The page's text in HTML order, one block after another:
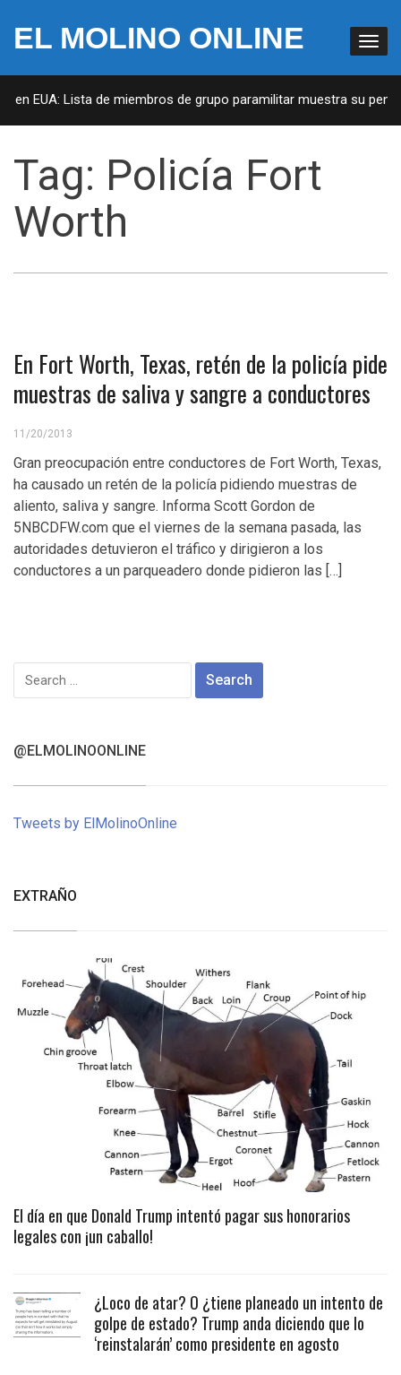
EL MOLINO ONLINE
EUA: Lista de miembros de grupo paramilitar muestra su
Tag: Policía Fort
Worth
En Fort Worth, Texas, retén de la policía pide
muestras de saliva y sangre a conductores
11/20/2013
Gran preocupación entre conductores de Fort Worth, Texas,
ha causado un retén de la policía pidiendo muestras de
aliento, saliva y sangre. Informa Scott Gordon de
5NBCDFW.com que el viernes de la semana pasada, las
autoridades detuvieron el tráfico y dirigieron a los
conductores a un parqueadero donde pidieron las […]
Search
for:
@ELMOLINOONLINE
Tweets by ElMolinoOnline
EXTRAÑO
El día en que Donald Trump intentó pagar sus honorarios
legales con ¡un caballo!
¿Loco de atar? O ¿tiene planeado un intento de
golpe de estado? Trump anda diciendo que lo
‘reinstalarán’ como presidente en agosto